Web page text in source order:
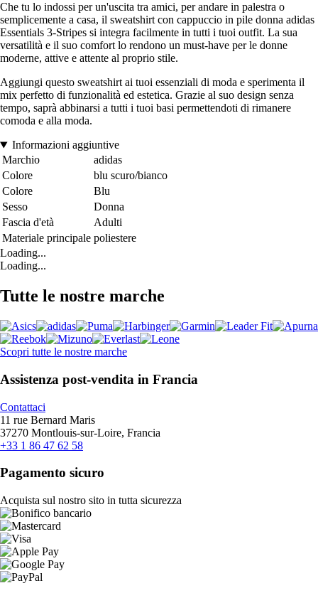
Che tu lo indossi per un'uscita tra amici, per andare in palestra o
semplicemente a casa, il sweatshirt con cappuccio in pile donna adidas
Essentials 3-Stripes si integra facilmente in tutti i tuoi outfit. La sua
versatilità e il suo comfort lo rendono un must-have per le donne
moderne, attive e attente al proprio stile.
Aggiungi questo sweatshirt ai tuoi essenziali di moda e sperimenta il
mix perfetto di funzionalità ed estetica. Grazie al suo design senza
tempo, saprà abbinarsi a tutti i tuoi basi permettendoti di rimanere
comoda e alla moda.
Informazioni aggiuntive
Marchio
adidas
Colore
blu scuro/bianco
Colore
Blu
Sesso
Donna
Fascia d'età
Adulti
Materiale principale poliestere
Loading...
Loading...
Tutte le nostre marche
Scopri tutte le nostre marche
Assistenza post-vendita in Francia
Contattaci
11 rue Bernard Maris
37270 Montlouis-sur-Loire, Francia
+33 1 86 47 62 58
Pagamento sicuro
Acquista sul nostro sito in tutta sicurezza